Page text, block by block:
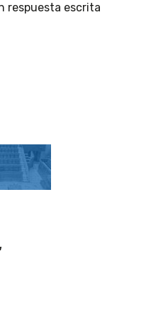
respuesta escrita